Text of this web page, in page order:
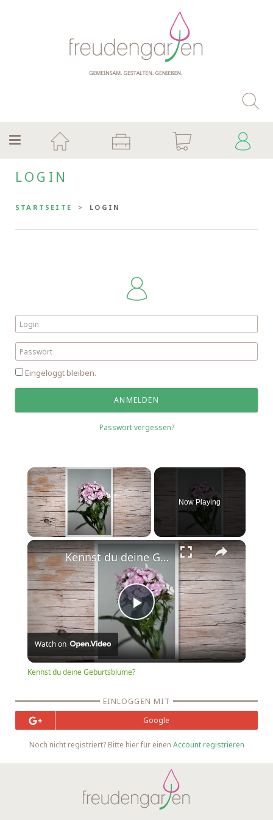
LOGIN
STARTSEITE LOGIN
Eingeloggt bleiben.
Passwort vergessen?
Now Playing
Play
Video
Kennst du deine Geburtsblume?
Watch on
Kennst du deine Geburtsblume?
EINLOGGEN MIT
Google
Noch nicht registriert? Bitte hier für einen Account registrieren